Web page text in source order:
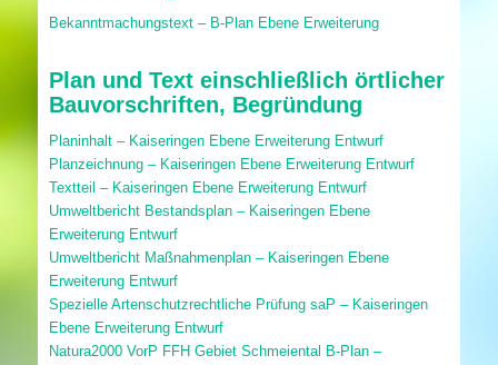
Bekanntmachungstext – B-Plan Ebene Erweiterung
Plan und Text einschließlich örtlicher
Bauvorschriften, Begründung
Planinhalt – Kaiseringen Ebene Erweiterung Entwurf
Planzeichnung – Kaiseringen Ebene Erweiterung Entwurf
Textteil – Kaiseringen Ebene Erweiterung Entwurf
Umweltbericht Bestandsplan – Kaiseringen Ebene
Erweiterung Entwurf
Umweltbericht Maßnahmenplan – Kaiseringen Ebene
Erweiterung Entwurf
Spezielle Artenschutzrechtliche Prüfung saP – Kaiseringen
Ebene Erweiterung Entwurf
Natura2000 VorP FFH Gebiet Schmeiental B-Plan –